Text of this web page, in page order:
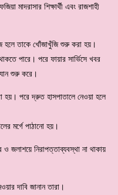
মাদরাসার শিক্ষার্থী এবং রাজশাহী
হলে তাকে খোঁজাখুঁজি শুরু করা হয়।
পারে। পরে ফায়ার সার্ভিসে খবর
শুরু করে।
হয়। পরে দ্রুত হাসপাতালে নেওয়া হলে
মর্গে পাঠানো হয়।
জলাশয়ে নিরাপত্তাব্যবস্থা না থাকায়
দাবি জানান তারা।